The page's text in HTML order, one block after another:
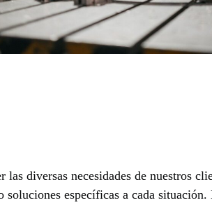
diversas necesidades de nuestros
específicas a cada